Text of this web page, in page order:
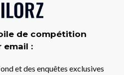
de compétition
email :
et des enquêtes exclusives